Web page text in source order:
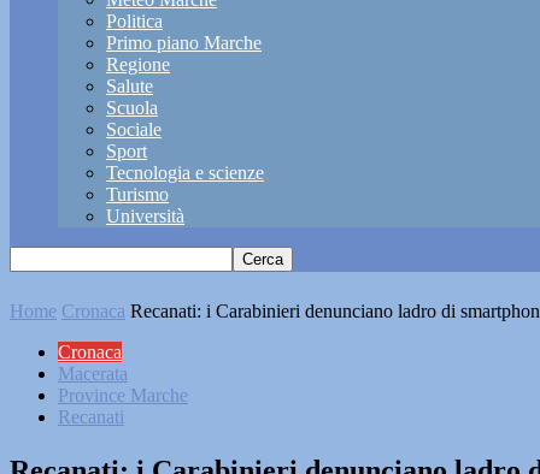
Politica
Primo piano Marche
Regione
Salute
Scuola
Sociale
Sport
Tecnologia e scienze
Turismo
Università
Home Cronaca Recanati: i Carabinieri denunciano ladro di
Cronaca
Macerata
Province Marche
Recanati